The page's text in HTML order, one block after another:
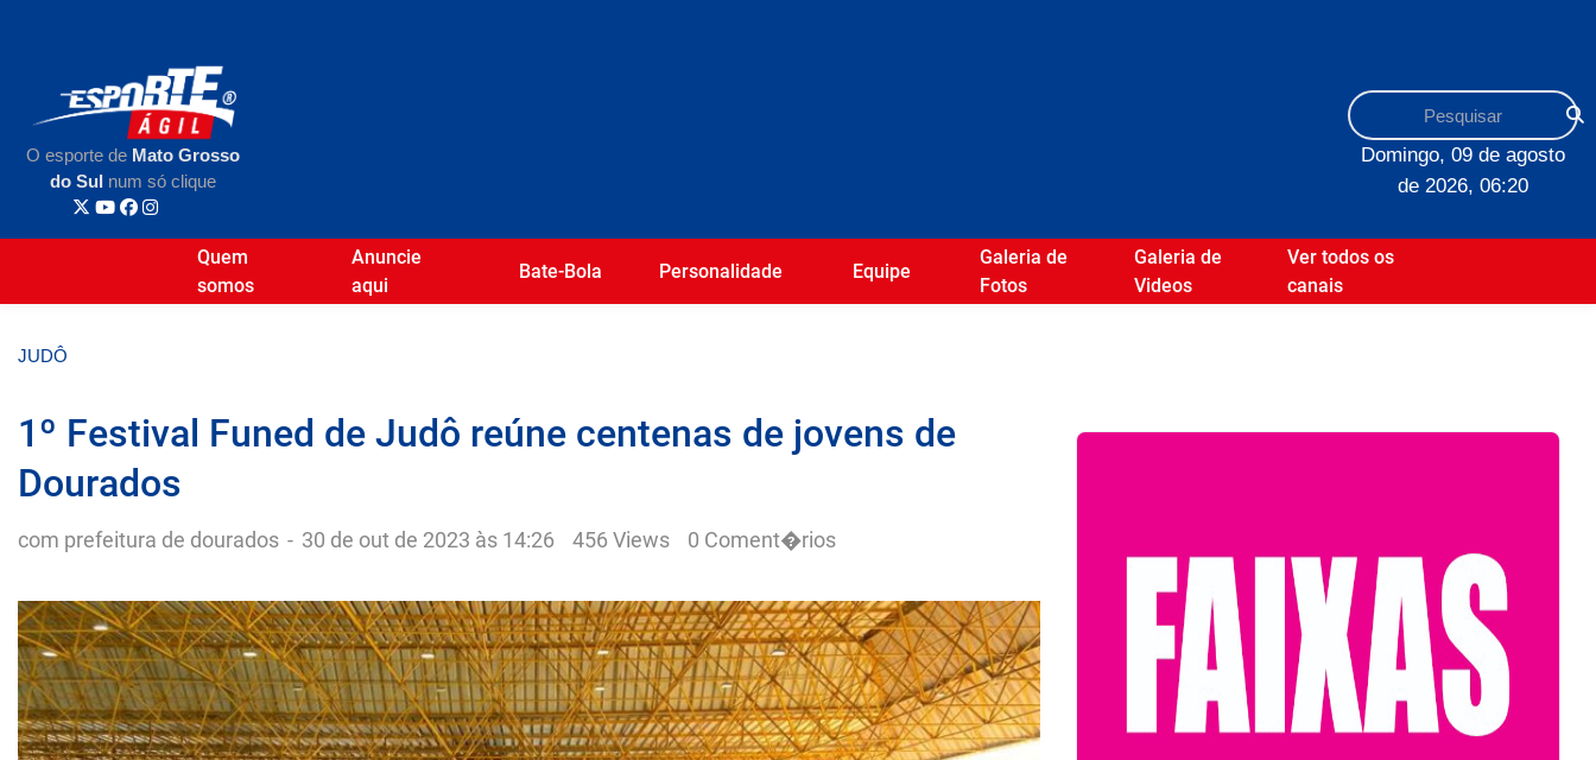
O esporte de Mato Grosso
do Sul num só clique
Domingo, 09 de agosto
de 2026, 06:20
Quem
somos
Anuncie
aqui
Bate-Bola Personalidade Equipe
Galeria de
Fotos
Galeria de
Videos
Ver todos os
canais
JUDÔ
1º Festival Funed de Judô reúne centenas de jovens de
Dourados
com prefeitura de dourados - 30 de out de 2023 às 14:26 456 Views 0 Coment�rios